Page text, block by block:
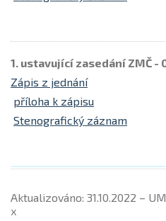
1. ustavující zasedání ZMČ -
Zápis z jednání
příloha k zápisu
Stenografický záznam
Aktualizováno: 31.10.2022 –
x